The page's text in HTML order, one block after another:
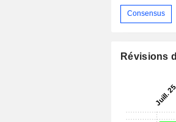
Consensus
Révisions